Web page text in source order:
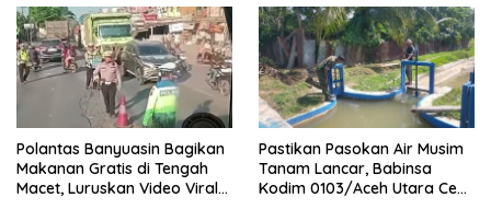
Polantas Banyuasin Bagikan
Makanan Gratis di Tengah
Macet, Luruskan Video Viral
Pastikan Pasokan Air Musim
Tanam Lancar, Babinsa
Kodim 0103/Aceh Utara Cek